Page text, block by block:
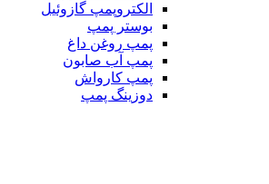
الکتروپمپ گازوئیل
بوستر پمپ
پمپ روغن داغ
پمپ آب صابون
پمپ کارواش
دوزینگ پمپ